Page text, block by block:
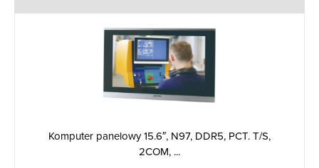
Komputer panelowy 15.6″, N97, DDR5, PCT. T/S,
2COM, ...